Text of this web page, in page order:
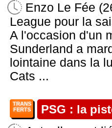
Enzo Le Fée
League pour la
A l'occasion d'un
Sunderland a
lointaine dans la
Cats ...
TRANS
FERTS
PSG : la